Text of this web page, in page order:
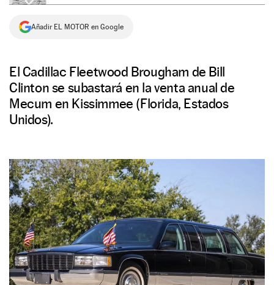
Añadir EL MOTOR en Google
El Cadillac Fleetwood Brougham de Bill
Clinton se subastará en la venta anual de
Mecum en Kissimmee (Florida, Estados
Unidos).